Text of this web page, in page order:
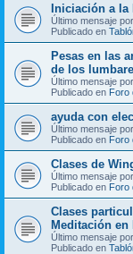
Iniciación a la
Último mensaje por
Publicado en
Pesas en las
de los
Último mensaje por
Publicado en Foro
ayuda con
Último mensaje por
Publicado en Foro
Clases de
Último mensaje por
Publicado en Foro
Clases
Meditación en
Último mensaje por
Publicado en